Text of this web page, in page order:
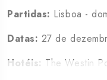
Partidas: Lisboa -
Datas: 27 de
Hotéis: The Westin